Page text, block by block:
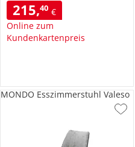
215,40 €
Online zum
Kundenkartenpreis
MONDO Esszimmerstuhl Valeso